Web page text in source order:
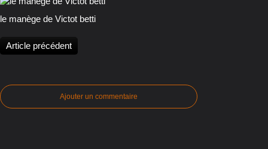
le manège de Victot betti
Article précédent
Ajouter un commentaire